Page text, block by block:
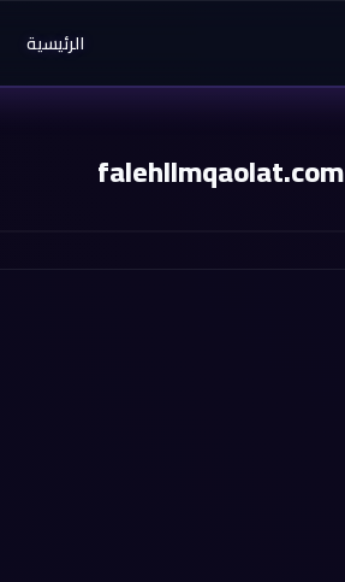
الرئيسية
falehllmqaolat.com